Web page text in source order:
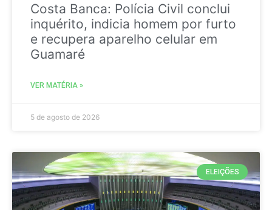
Costa Banca: Polícia Civil conclui
inquérito, indicia homem por furto
e recupera aparelho celular em
Guamaré
VER MATÉRIA »
5 de agosto de 2026
ELEIÇÕES